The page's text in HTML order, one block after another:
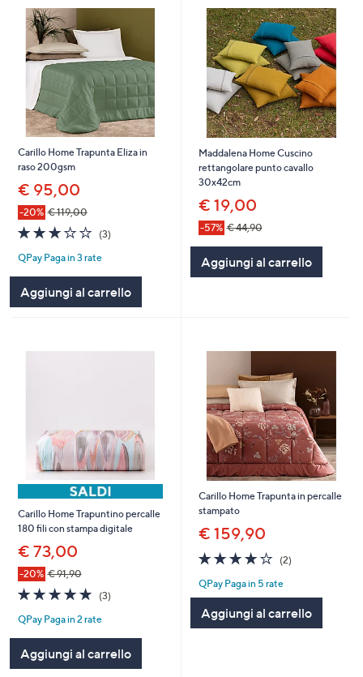
Carillo Home Trapunta Eliza in
raso 200gsm
€ 95,00
-20% € 119,00
3.0
of
5
(3)
QPay Paga in 3 rate
Aggiungi al carrello
Maddalena Home Cuscino
rettangolare punto cavallo
30x42cm
€ 19,00
-57% € 44,90
Aggiungi al carrello
Carillo Home Trapuntino percalle
180 fili con stampa digitale
€ 73,00
-20% € 91,90
4.7
of
5
(3)3
QPay Paga in 2 rate
Aggiungi al carrello
Carillo Home Trapunta in percalle
stampato
€ 159,90
4.0
of
5
Stars
(2)
QPay Paga in 5 rate
Aggiungi al carrello